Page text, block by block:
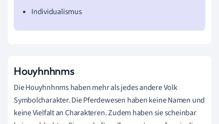
Individualismus
Houyhnhnms
Die Houyhnhnms haben mehr als jedes andere Volk
Symbolcharakter. Die Pferdewesen haben keine Namen und
keine Vielfalt an Charakteren. Zudem haben sie scheinbar